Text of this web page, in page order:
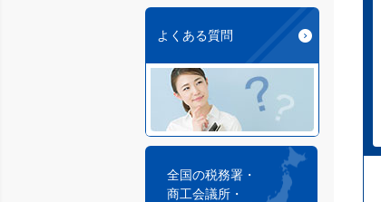
よくある質問
全国の税務署・
商工会議所・